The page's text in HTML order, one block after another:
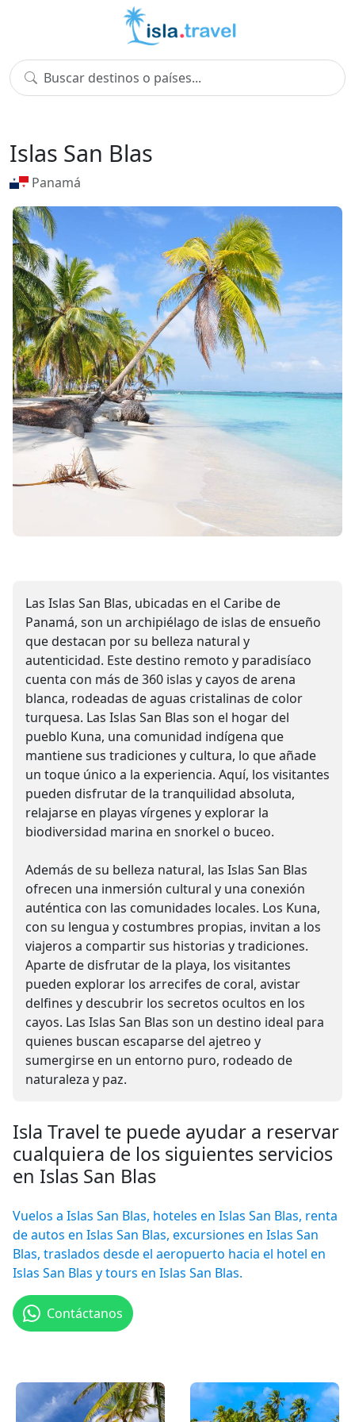
Islas San Blas
Panamá
Las Islas San Blas, ubicadas en el Caribe de
Panamá, son un archipiélago de islas de ensueño
que destacan por su belleza natural y
autenticidad. Este destino remoto y paradisíaco
cuenta con más de 360 islas y cayos de arena
blanca, rodeadas de aguas cristalinas de color
turquesa. Las Islas San Blas son el hogar del
pueblo Kuna, una comunidad indígena que
mantiene sus tradiciones y cultura, lo que añade
un toque único a la experiencia. Aquí, los visitantes
pueden disfrutar de la tranquilidad absoluta,
relajarse en playas vírgenes y explorar la
biodiversidad marina en snorkel o buceo.
Además de su belleza natural, las Islas San Blas
ofrecen una inmersión cultural y una conexión
auténtica con las comunidades locales. Los Kuna,
con su lengua y costumbres propias, invitan a los
viajeros a compartir sus historias y tradiciones.
Aparte de disfrutar de la playa, los visitantes
pueden explorar los arrecifes de coral, avistar
delfines y descubrir los secretos ocultos en los
cayos. Las Islas San Blas son un destino ideal para
quienes buscan escaparse del ajetreo y
sumergirse en un entorno puro, rodeado de
naturaleza y paz.
Isla Travel te puede ayudar a reservar
cualquiera de los siguientes servicios
en Islas San Blas
Vuelos a Islas San Blas, hoteles en Islas San Blas, renta
de autos en Islas San Blas, excursiones en Islas San
Blas, traslados desde el aeropuerto hacia el hotel en
Islas San Blas y tours en Islas San Blas.
Contáctanos